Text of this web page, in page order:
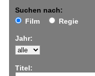
Suchen nach:
Film
Regie
Jahr:
Titel: